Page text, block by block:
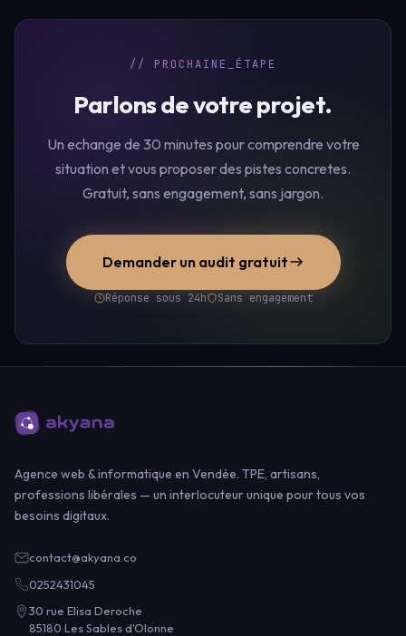
// PROCHAINE_ÉTAPE
Parlons de votre projet.
Un echange de 30 minutes pour comprendre votre
situation et vous proposer des pistes concretes.
Gratuit, sans engagement, sans jargon.
Demander un audit gratuit
Réponse sous 24h Sans engagement
Agence web & informatique en Vendée. TPE, artisans,
professions libérales — un interlocuteur unique pour tous vos
besoins digitaux.
contact@akyana.co
0252431045
30 rue Elisa Deroche
85180 Les Sables d'Olonne